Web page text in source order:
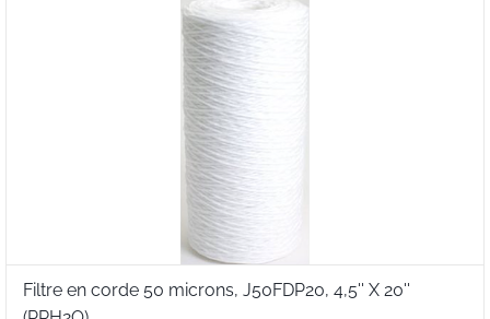
Filtre en corde 50 microns, J50FDP20, 4,5'' X 20''